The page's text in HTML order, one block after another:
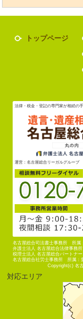
トップページ
法律・税金・登記の専門家が相続の
運営：名古屋総合リーガルグループ
名古屋総合司法書士事務所 所属
弁護士法人 名古屋総合法律事務
税理士法人 名古屋総合パートナ
名古屋総合社労士事務所 所属：
Copyright(c) 名
対応エリア